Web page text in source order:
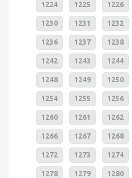
1224 1225 1226
1230 1231 1232
1236 1237 1238
1242 1243 1244
1248 1249 1250
1254 1255 1256
1260 1261 1262
1266 1267 1268
1272 1273 1274
1278 1279 1280